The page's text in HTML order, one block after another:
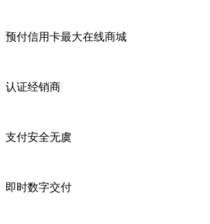
预付信用卡最大在线商城
认证经销商
支付安全无虞
即时数字交付